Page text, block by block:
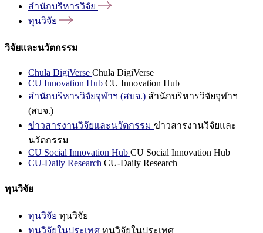
สำนักบริหารวิจัย
ทุนวิจัย
วิจัยและนวัตกรรม
Chula DigiVerse Chula DigiVerse
CU Innovation Hub CU Innovation Hub
สำนักบริหารวิจัยจุฬาฯ (สบจ.) สำนักบริหารวิจัยจุฬาฯ
(สบจ.)
ข่าวสารงานวิจัยและนวัตกรรม ข่าวสารงานวิจัยและ
นวัตกรรม
CU Social Innovation Hub CU Social Innovation Hub
CU-Daily Research CU-Daily Research
ทุนวิจัย
ทุนวิจัย ทุนวิจัย
ทุนวิจัยในประเทศ ทุนวิจัยในประเทศ